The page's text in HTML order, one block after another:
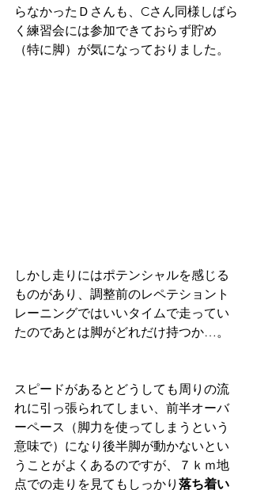
らなかったＤさんも、Cさん同様しばら
く練習会には参加できておらず貯め
（特に脚）が気になっておりました。
しかし走りにはポテンシャルを感じる
ものがあり、調整前のレペテショント
レーニングではいいタイムで走ってい
たのであとは脚がどれだけ持つか…。
スピードがあるとどうしても周りの流
れに引っ張られてしまい、前半オーバ
ーペース（脚力を使ってしまうという
意味で）になり後半脚が動かないとい
うことがよくあるのですが、７ｋｍ地
点での走りを見てもしっかり 落ち着い